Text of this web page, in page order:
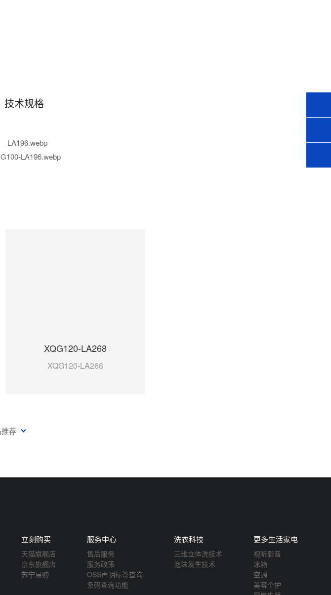
技术规格
XQG120-LA268
XQG120-LA268
荐
立刻购买
天猫旗舰店
京东旗舰店
苏宁易购
服务中心
售后服务
服务政策
OSS声明标签查询
条码查询功能
洗衣科技
三维立体洗技术
泡沫发生技术
更多生活家电
视听影音
冰箱
空调
美容个护